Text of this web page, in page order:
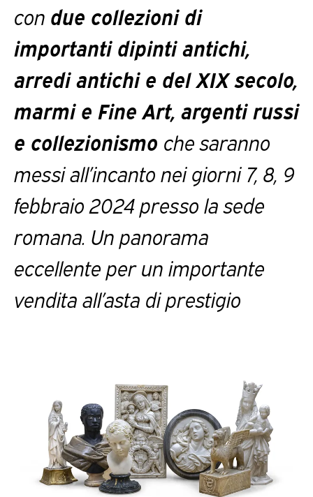
con due collezioni di
importanti dipinti antichi,
arredi antichi e del XIX secolo,
marmi e Fine Art, argenti russi
e collezionismo che saranno
messi all’incanto nei giorni 7, 8, 9
febbraio 2024 presso la sede
romana. Un panorama
eccellente per un importante
vendita all’asta di prestigio